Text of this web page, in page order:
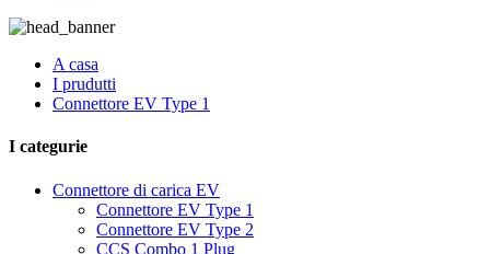
A casa
I prudutti
Connettore EV Type 1
I categurie
Connettore di carica EV
Connettore EV Type 1
Connettore EV Type 2
CCS Combo 1 Plug